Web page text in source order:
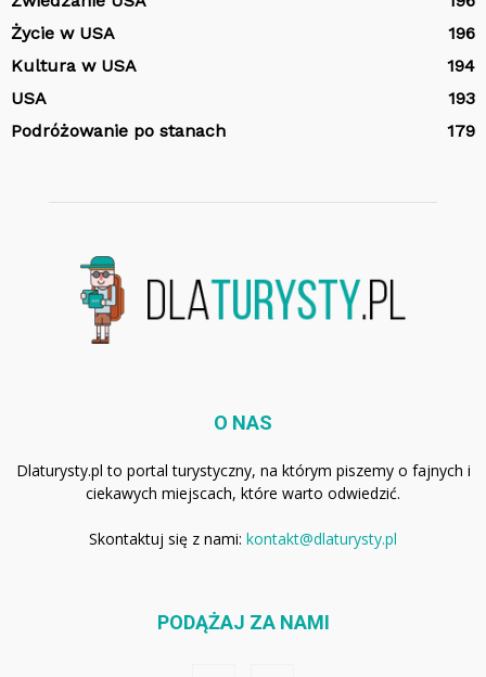
Życie w USA
196
Kultura w USA
194
USA
193
Podróżowanie po stanach
179
O NAS
Dlaturysty.pl to portal turystyczny, na którym piszemy o fajnych i
ciekawych miejscach, które warto odwiedzić.
Skontaktuj się z nami: kontakt@dlaturysty.pl
PODĄŻAJ ZA NAMI